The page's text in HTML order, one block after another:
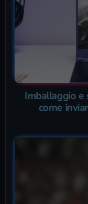
Imballaggio e
come